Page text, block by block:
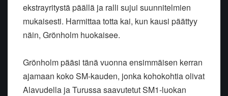
ekstrayritystä päällä ja ralli sujui suunnitelmien
mukaisesti. Harmittaa totta kai, kun kausi päättyy
näin, Grönholm huokaisee.
Grönholm pääsi tänä vuonna ensimmäisen kerran
ajamaan koko SM-kauden, jonka kohokohtia olivat
Alavudella ja Turussa saavutetut SM1-luokan